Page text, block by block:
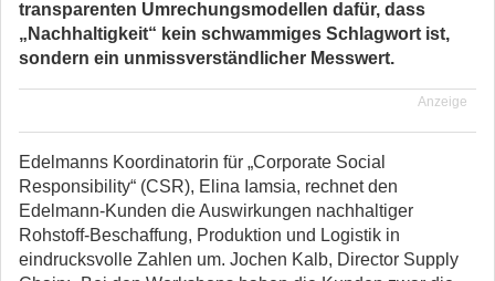
transparenten Umrechungsmodellen dafür, dass
„Nachhaltigkeit“ kein schwammiges Schlagwort ist,
sondern ein unmissverständlicher Messwert.
Anzeige
Edelmanns Koordinatorin für „Corporate Social
Responsibility“ (CSR), Elina Iamsia, rechnet den
Edelmann-Kunden die Auswirkungen nachhaltiger
Rohstoff-Beschaffung, Produktion und Logistik in
eindrucksvolle Zahlen um. Jochen Kalb, Director Supply